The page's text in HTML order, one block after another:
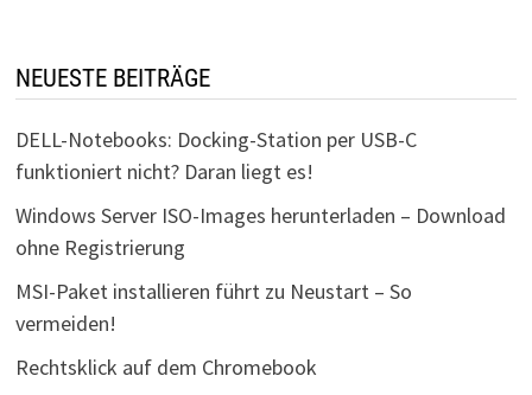
NEUESTE BEITRÄGE
DELL-Notebooks: Docking-Station per USB-C
funktioniert nicht? Daran liegt es!
Windows Server ISO-Images herunterladen – Download
ohne Registrierung
MSI-Paket installieren führt zu Neustart – So
vermeiden!
Rechtsklick auf dem Chromebook